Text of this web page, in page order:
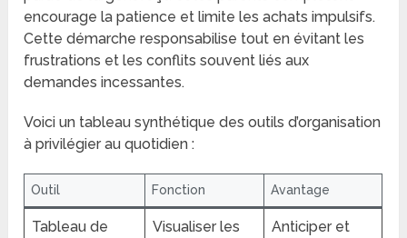
encourage la patience et limite les achats impulsifs.
Cette démarche responsabilise tout en évitant les
frustrations et les conflits souvent liés aux
demandes incessantes.
Voici un tableau synthétique des outils d’organisation
à privilégier au quotidien :
Outil Fonction Avantage
Tableau de
Visualiser les
Anticiper et